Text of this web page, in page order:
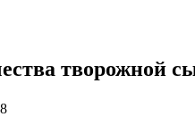
творожной